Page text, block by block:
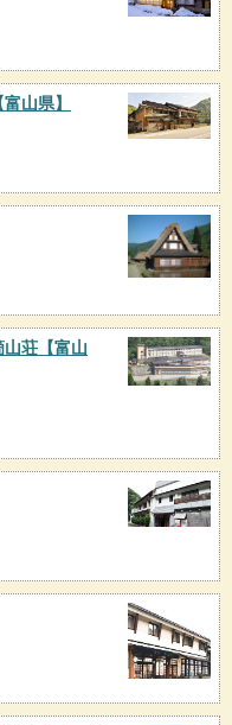
富山県】
荘 【富山